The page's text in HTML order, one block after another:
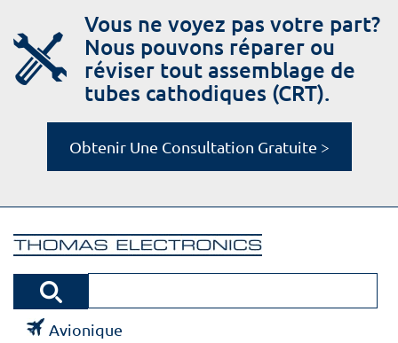
Vous ne voyez pas votre part?
Nous pouvons réparer ou
réviser tout assemblage de
tubes cathodiques (CRT).
Obtenir Une Consultation Gratuite >
Avionique